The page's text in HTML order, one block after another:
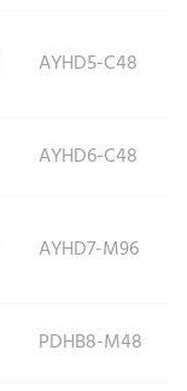
AYHD5-C48
AYHD6-C48
AYHD7-M96
PDHB8-M48